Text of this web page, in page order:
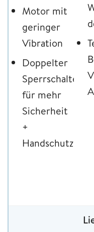
Motor mit
geringer
Vibration
Doppelter
Sperrschalter
für mehr
Sicherheit
+
Handschutz